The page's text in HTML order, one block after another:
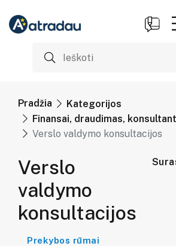
Pradžia
Kategorijos
Finansai, draudimas,
Verslo valdymo konsultacijos
Verslo
valdymo
konsultacijos
Prekybos rūmai